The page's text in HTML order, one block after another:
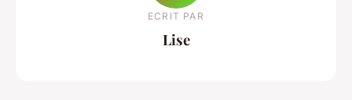
ECRIT PAR
Lise